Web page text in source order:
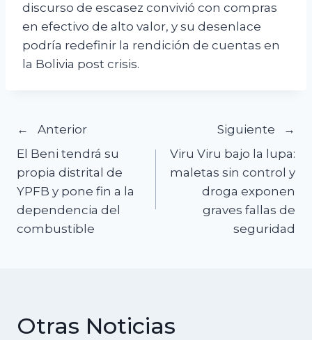
discurso de escasez convivió con compras
en efectivo de alto valor, y su desenlace
podría redefinir la rendición de cuentas en
la Bolivia post crisis.
Navegación
de
entradas
Anterior
El Beni tendrá su
propia distrital de
YPFB y pone fin a la
dependencia del
combustible
Siguiente
Viru Viru bajo la lupa:
maletas sin control y
droga exponen
graves fallas de
seguridad
Otras Noticias